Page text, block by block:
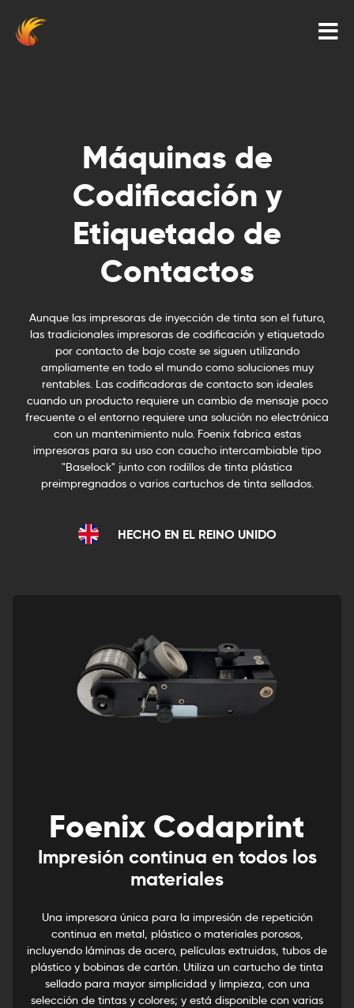
Máquinas de
Codificación y
Etiquetado de
Contactos
Aunque las impresoras de inyección de tinta son el futuro,
las tradicionales impresoras de codificación y etiquetado
por contacto de bajo coste se siguen utilizando
ampliamente en todo el mundo como soluciones muy
rentables. Las codificadoras de contacto son ideales
cuando un producto requiere un cambio de mensaje poco
frecuente o el entorno requiere una solución no electrónica
con un mantenimiento nulo. Foenix fabrica estas
impresoras para su uso con caucho intercambiable tipo
"Baselock" junto con rodillos de tinta plástica
preimpregnados o varios cartuchos de tinta sellados.
HECHO EN EL REINO UNIDO
Foenix Codaprint
Impresión continua en todos los
materiales
Una impresora única para la impresión de repetición
continua en metal, plástico o materiales porosos,
incluyendo láminas de acero, películas extruidas, tubos de
plástico y bobinas de cartón. Utiliza un cartucho de tinta
sellado para mayor simplicidad y limpieza, con una
selección de tintas y colores; y está disponible con varias